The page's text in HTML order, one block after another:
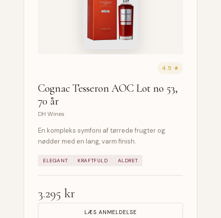
4.5 ★
Cognac Tesseron AOC Lot no 53,
70 år
DH Wines
En kompleks symfoni af tørrede frugter og
nødder med en lang, varm finish.
ELEGANT KRAFTFULD ALDRET
3.295 kr
LÆS ANMELDELSE